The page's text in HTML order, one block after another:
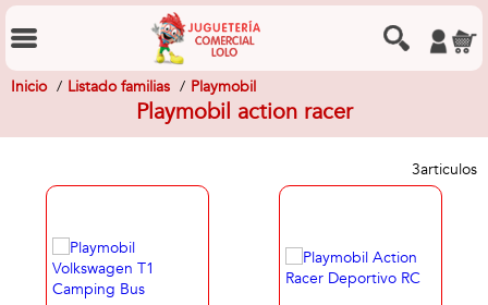
Inicio Listado familias Playmobil
Playmobil action racer
3articulos